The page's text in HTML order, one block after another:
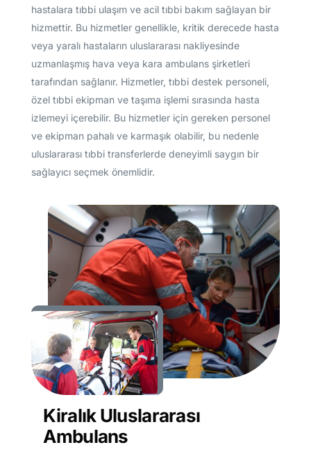
hastalara tıbbi ulaşım ve acil tıbbi bakım sağlayan bir
hizmettir. Bu hizmetler genellikle, kritik derecede hasta
veya yaralı hastaların uluslararası nakliyesinde
uzmanlaşmış hava veya kara ambulans şirketleri
tarafından sağlanır. Hizmetler, tıbbi destek personeli,
özel tıbbi ekipman ve taşıma işlemi sırasında hasta
izlemeyi içerebilir. Bu hizmetler için gereken personel
ve ekipman pahalı ve karmaşık olabilir, bu nedenle
uluslararası tıbbi transferlerde deneyimli saygın bir
sağlayıcı seçmek önemlidir.
Kiralık Uluslararası
Ambulans